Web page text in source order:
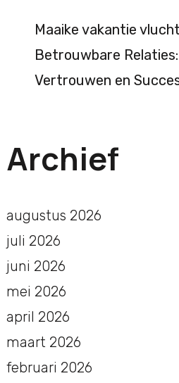
Maaike vakantie
Betrouwbare
Vertrouwen en
Archief
augustus 2026
juli 2026
juni 2026
mei 2026
april 2026
maart 2026
februari 2026